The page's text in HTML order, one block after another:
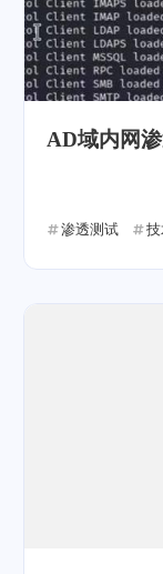
AD域内网
渗透测试